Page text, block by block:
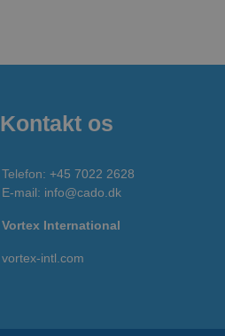
Kontakt os
Telefon: +45 7022 2628
E-mail: info@cado.dk
Vortex International
vortex-intl.com